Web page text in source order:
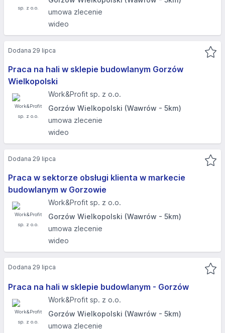
umowa zlecenie
wideo
Praca na hali w sklepie budowlanym Gorzów
Wielkopolski
Work&Profit sp. z o.o.
Gorzów Wielkopolski (Wawrów - 5km)
umowa zlecenie
wideo
Dodana 29 lipca
Praca w sektorze obsługi klienta w markecie
budowlanym w Gorzowie
Work&Profit sp. z o.o.
Gorzów Wielkopolski (Wawrów - 5km)
umowa zlecenie
wideo
Dodana 29 lipca
Praca na hali w sklepie budowlanym - Gorzów
Work&Profit sp. z o.o.
Gorzów Wielkopolski (Wawrów - 5km)
umowa zlecenie
Dodana 29 lipca